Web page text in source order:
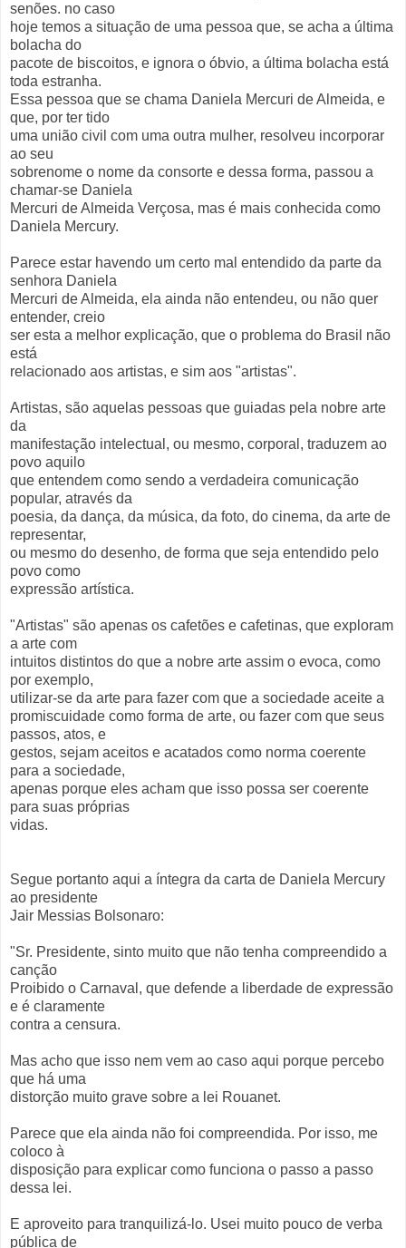
senões. no caso
hoje temos a situação de uma pessoa que, se acha a última
bolacha do
pacote de biscoitos, e ignora o óbvio, a última bolacha está
toda estranha.
Essa pessoa que se chama Daniela Mercuri de Almeida, e
que, por ter tido
uma união civil com uma outra mulher, resolveu incorporar
ao seu
sobrenome o nome da consorte e dessa forma, passou a
chamar-se Daniela
Mercuri de Almeida Verçosa, mas é mais conhecida como
Daniela Mercury.
Parece estar havendo um certo mal entendido da parte da
senhora Daniela
Mercuri de Almeida, ela ainda não entendeu, ou não quer
entender, creio
ser esta a melhor explicação, que o problema do Brasil não
está
relacionado aos artistas, e sim aos "artistas".
Artistas, são aquelas pessoas que guiadas pela nobre arte
da
manifestação intelectual, ou mesmo, corporal, traduzem ao
povo aquilo
que entendem como sendo a verdadeira comunicação
popular, através da
poesia, da dança, da música, da foto, do cinema, da arte de
representar,
ou mesmo do desenho, de forma que seja entendido pelo
povo como
expressão artística.
"Artistas" são apenas os cafetões e cafetinas, que exploram
a arte com
intuitos distintos do que a nobre arte assim o evoca, como
por exemplo,
utilizar-se da arte para fazer com que a sociedade aceite a
promiscuidade como forma de arte, ou fazer com que seus
passos, atos, e
gestos, sejam aceitos e acatados como norma coerente
para a sociedade,
apenas porque eles acham que isso possa ser coerente
para suas próprias
vidas.
Segue portanto aqui a íntegra da carta de Daniela Mercury
ao presidente
Jair Messias Bolsonaro:
"Sr. Presidente, sinto muito que não tenha compreendido a
canção
Proibido o Carnaval, que defende a liberdade de expressão
e é claramente
contra a censura.
Mas acho que isso nem vem ao caso aqui porque percebo
que há uma
distorção muito grave sobre a lei Rouanet.
Parece que ela ainda não foi compreendida. Por isso, me
coloco à
disposição para explicar como funciona o passo a passo
dessa lei.
E aproveito para tranquilizá-lo. Usei muito pouco de verba
pública de